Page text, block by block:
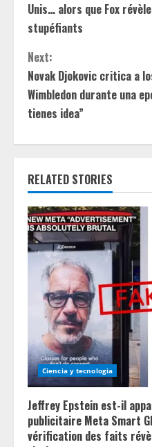
t
i
n
u
e
R
e
a
d
g
Unis… alors que Fox
stupéfiants
Next:
Novak Djokovic critica a
Wimbledon durante una
tienes idea”
RELATED STORIES
Ciencia y tecnologia
Jeffrey Epstein est-il
publicitaire Meta Smart
vérification des faits